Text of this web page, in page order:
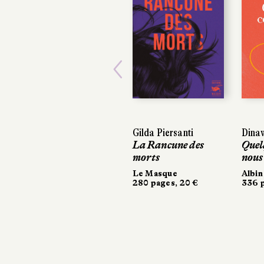
Gilda Piersanti
La Rancune des
morts
Le Masque
280 pages, 20 €
Dinaw
nous
Albin
336
Dinaw
nous
Albin
336
Previous